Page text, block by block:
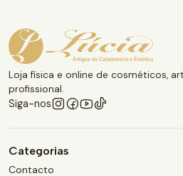
Loja física e online de cosméticos,
profissional.
Siga-nos
Categorias
Contacto